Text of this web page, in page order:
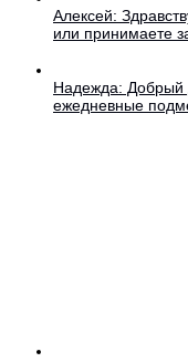
Алексей:
или принимаете
Надежда: Добрый
ежедневные